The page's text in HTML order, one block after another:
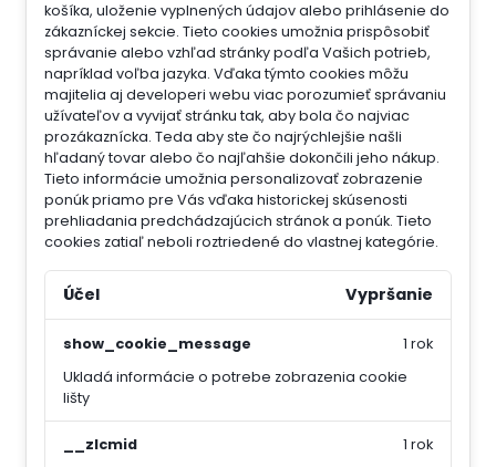
košíka, uloženie vyplnených údajov alebo prihlásenie do
zákazníckej sekcie. Tieto cookies umožnia prispôsobiť
správanie alebo vzhľad stránky podľa Vašich potrieb,
napríklad voľba jazyka. Vďaka týmto cookies môžu
majitelia aj developeri webu viac porozumieť správaniu
užívateľov a vyvijať stránku tak, aby bola čo najviac
prozákaznícka. Teda aby ste čo najrýchlejšie našli
hľadaný tovar alebo čo najľahšie dokončili jeho nákup.
Tieto informácie umožnia personalizovať zobrazenie
ponúk priamo pre Vás vďaka historickej skúsenosti
prehliadania predchádzajúcich stránok a ponúk. Tieto
cookies zatiaľ neboli roztriedené do vlastnej kategórie.
Účel Vypršanie
show_cookie_message
Ukladá informácie o potrebe zobrazenia cookie
lišty
1 rok
__zlcmid
1 rok